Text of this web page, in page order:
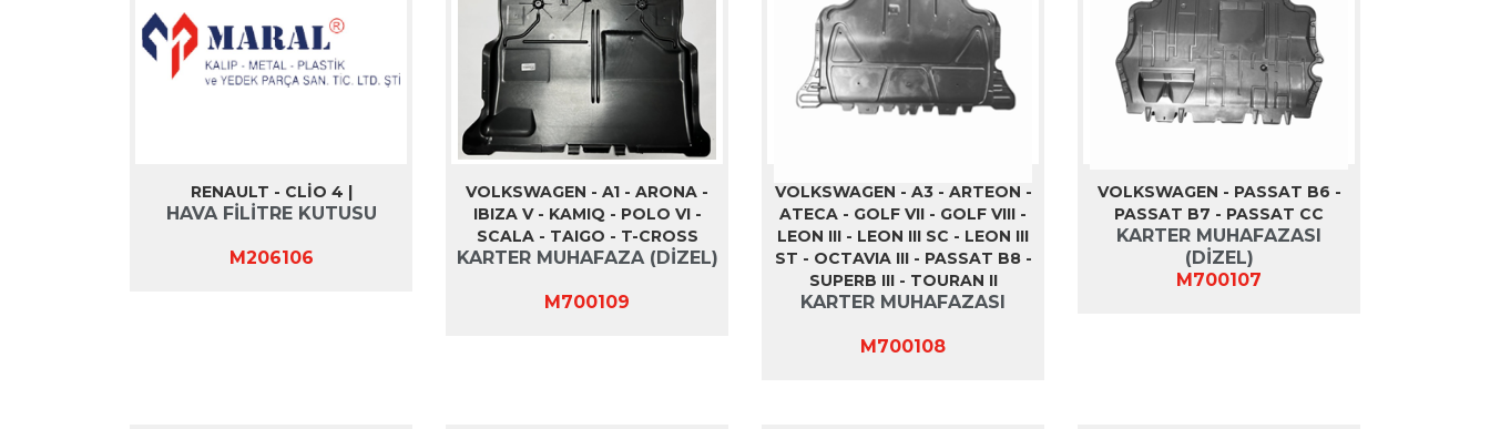
RENAULT - CLİO 4 |
HAVA FİLİTRE KUTUSU
M206106
VOLKSWAGEN - A1 - ARONA -
IBIZA V - KAMIQ - POLO VI -
SCALA - TAIGO - T-CROSS
KARTER MUHAFAZA (DİZEL)
M700109
VOLKSWAGEN - A3 - ARTEON -
ATECA - GOLF VII - GOLF VIII -
LEON III - LEON III SC - LEON III
ST - OCTAVIA III - PASSAT B8 -
SUPERB III - TOURAN II
KARTER MUHAFAZASI
M700108
VOLKSWAGEN - PASSAT B6 -
PASSAT B7 - PASSAT CC
KARTER MUHAFAZASI
(DİZEL)
M700107